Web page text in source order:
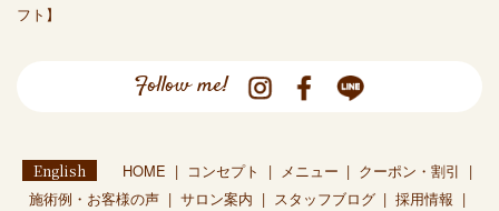
フト】
Follow me!
English HOME コンセプト メニュー
クーポン・割引
施術例・お客様の声
サロン案内 スタッフブログ
採用情報